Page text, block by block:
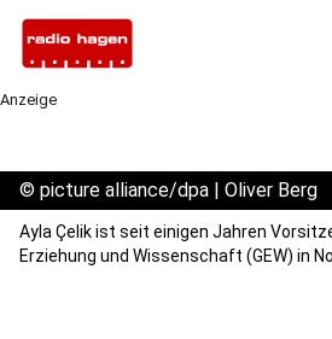
Anzeige
© picture alliance/dpa | Oliver Berg
Ayla Çelik ist seit einigen Jahren
Erziehung und Wissenschaft (GEW) in